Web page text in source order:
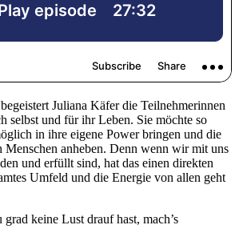
Juliana Käfer die Teilnehmerinnen
selbst und für ihr Leben. Sie möchte so
in ihre eigene Power bringen und die
Menschen anheben. Denn wenn wir mit uns
und erfüllt sind, hat das einen direkten
Umfeld und die Energie von allen geht
grad keine Lust drauf hast, mach’s